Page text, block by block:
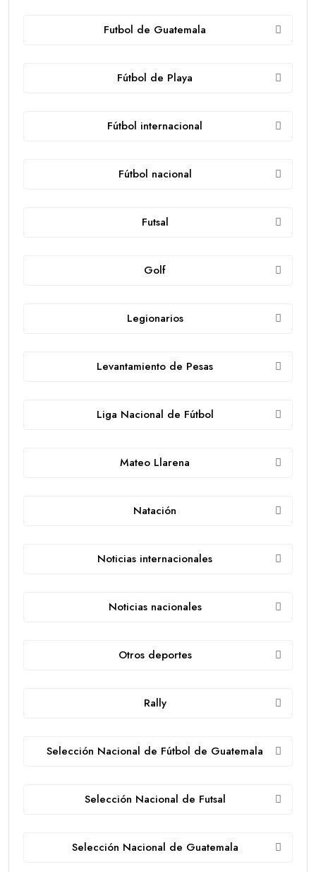
Futbol de Guatemala
Fútbol de Playa
Fútbol internacional
Fútbol nacional
Futsal
Golf
Legionarios
Levantamiento de Pesas
Liga Nacional de Fútbol
Mateo Llarena
Natación
Noticias internacionales
Noticias nacionales
Otros deportes
Rally
Selección Nacional de Fútbol de Guatemala
Selección Nacional de Futsal
Selección Nacional de Guatemala